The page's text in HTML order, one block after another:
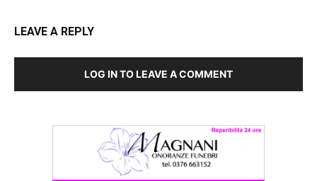
LEAVE A REPLY
LOG IN TO LEAVE A COMMENT